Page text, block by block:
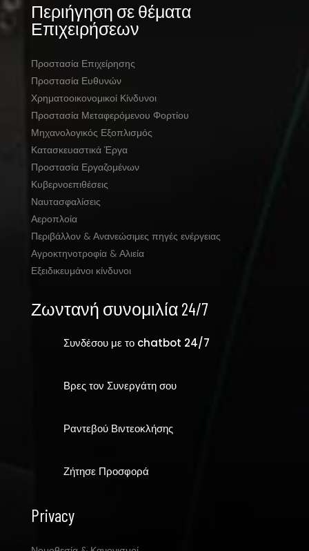
Περιήγηση σε θέματα
Επιχειρήσεων
Προστασία Επιχείρησης
Προστασία Ευθυνών
Χρηματοοικονομικοί Κίνδυνοι
Προστασία Μεταφερόμενου Φορτίου
Μηχανολογικός Εξοπλισμός
Κατασκευαστικά Έργα
Προστασία Εργαζομένων
Κυβερνοεπιθέσεις
Ναυτασφαλίσεις
Αεροπλοία
Περιβάλλον & Ανανεώσιμες πηγές ενέργειας
Αγροκτηνοτροφία & Αλιεία
Εξειδικευμάνοι κίνδυνοι
Ζωντανή συνομιλία 24/7
Συνδέσου με το chatbot 24/7
Βρες τον Συνεργάτη σου
Ραντεβού Βιντεοκλήσης
Ζήτησε Προσφορά
Privacy